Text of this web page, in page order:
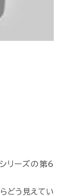
リーズの第6
どう見えてい